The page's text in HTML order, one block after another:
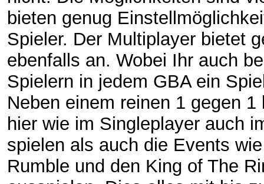
bieten genug
Spieler. Der Multiplayer bietet
ebenfalls an. Wobei Ihr auch
Spielern in jedem GBA ein
Neben einem reinen 1 gegen 1
hier wie im Singleplayer auch
spielen als auch die Events
Rumble und den King of The